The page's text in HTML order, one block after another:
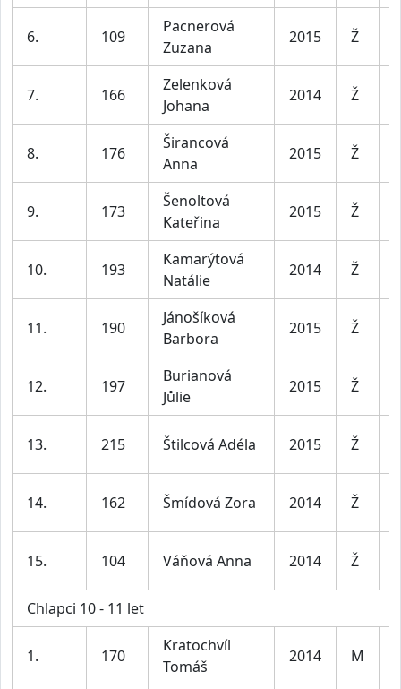
6. 109
Pacnerová
Zuzana
2015 Ž
7. 166
Zelenková
Johana
2014 Ž
8. 176
Širancová
Anna
2015 Ž
9. 173
Šenoltová
Kateřina
2015 Ž
10. 193
Kamarýtová
Natálie
2014 Ž
11. 190
Jánošíková
Barbora
2015 Ž
12. 197
Burianová
Jůlie
2015 Ž
13. 215 Štilcová Adéla 2015 Ž
14. 162 Šmídová Zora 2014 Ž
15. 104 Váňová Anna 2014 Ž
Chlapci 10 - 11 let
1. 170
Kratochvíl
Tomáš
2014 M